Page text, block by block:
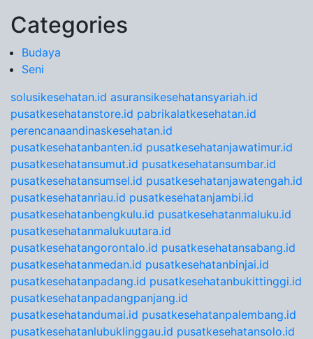
Categories
Budaya
Seni
solusikesehatan.id asuransikesehatansyariah.id
pusatkesehatanstore.id pabrikalatkesehatan.id
perencanaandinaskesehatan.id
pusatkesehatanbanten.id pusatkesehatanjawatimur.id
pusatkesehatansumut.id pusatkesehatansumbar.id
pusatkesehatansumsel.id pusatkesehatanjawatengah.id
pusatkesehatanriau.id pusatkesehatanjambi.id
pusatkesehatanbengkulu.id pusatkesehatanmaluku.id
pusatkesehatanmalukuutara.id
pusatkesehatangorontalo.id pusatkesehatansabang.id
pusatkesehatanmedan.id pusatkesehatanbinjai.id
pusatkesehatanpadang.id pusatkesehatanbukittinggi.id
pusatkesehatanpadangpanjang.id
pusatkesehatandumai.id pusatkesehatanpalembang.id
pusatkesehatanlubuklinggau.id pusatkesehatansolo.id